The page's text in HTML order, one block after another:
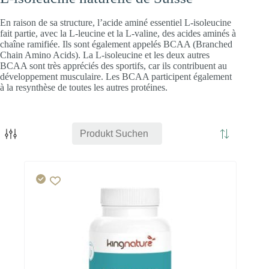
En raison de sa structure, l’acide aminé essentiel L-isoleucine
fait partie, avec la L-leucine et la L-valine, des acides aminés à
chaîne ramifiée. Ils sont également appelés BCAA (Branched
Chain Amino Acids). La L-isoleucine et les deux autres
BCAA sont très appréciés des sportifs, car ils contribuent au
développement musculaire. Les BCAA participent également
à la resynthèse de toutes les autres protéines.